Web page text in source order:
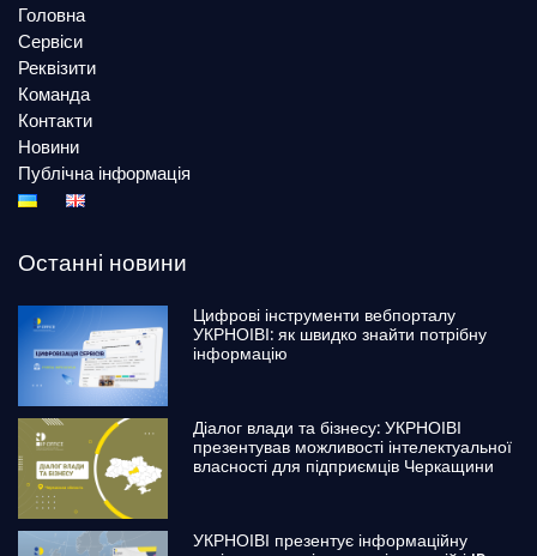
Головна
Сервіси
Реквізити
Команда
Контакти
Новини
Публічна інформація
Останні новини
Цифрові інструменти вебпорталу
УКРНОІВІ: як швидко знайти потрібну
інформацію
Діалог влади та бізнесу: УКРНОІВІ
презентував можливості інтелектуальної
власності для підприємців Черкащини
УКРНОІВІ презентує інформаційну